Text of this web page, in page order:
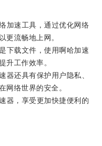
速工具，通过优化网络
更流畅地上网。
载文件，使用啊哈加速
升工作效率。
还具有保护用户隐私、
网络世界的安全。
，享受更加快捷便利的